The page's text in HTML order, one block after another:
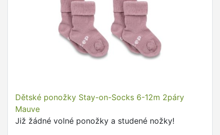
Dětské ponožky Stay-on-Socks 6-12m 2páry
Mauve
Již žádné volné ponožky a studené nožky!